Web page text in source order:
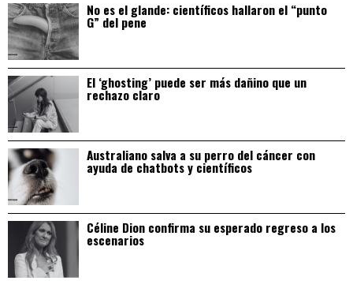
No es el glande: científicos hallaron el “punto
G” del pene
El ‘ghosting’ puede ser más dañino que un
rechazo claro
Australiano salva a su perro del cáncer con
ayuda de chatbots y científicos
Céline Dion confirma su esperado regreso a los
escenarios